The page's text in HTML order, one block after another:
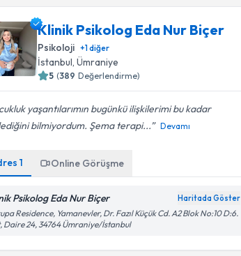
Klinik Psikolog Eda Nur Biçer
Psikoloji +1diğer
İstanbul, Ümraniye
5 (389 Değerlendirme)
yaşantılarımın bugünkü ilişkilerimi bu kadar
bilmiyordum. Şema terapi...
Devamı
1 Online Görüşme
Psikolog Eda Nur Biçer Haritada Göster
Residence, Yamanevler, Dr. Fazıl Küçük Cd. A2 Blok No:10 D:6.
Daire 24, 34764 Ümraniye/İstanbul